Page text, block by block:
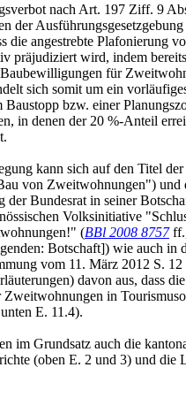
nach Art. 197 Ziff. 9
der
die angestrebte Plafonierung
präjudiziert wird, indem
für
sich somit um ein
Baustopp bzw. einer
in denen der 20 %-Anteil
kann sich auf den Titel
von Zweitwohnungen") und
der Bundesrat in seiner
Volksinitiative
(BBl 2008 8757
Botschaft]) wie auch in
vom 11. März 2012 S.
davon aus, dass
in
E. 11.4).
im Grundsatz auch die
(oben E. 2 und 3) und die